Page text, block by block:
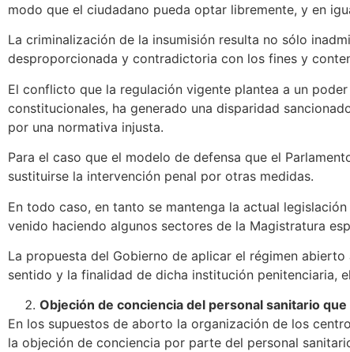
modo que el ciudadano pueda optar libremente, y en
La criminalización de la insumisión resulta no sólo
desproporcionada y contradictoria con los fines y
El conflicto que la regulación vigente plantea a un
constitucionales, ha generado una disparidad
por una normativa injusta.
Para el caso que el modelo de defensa que el
sustituirse la intervención penal por otras medidas.
En todo caso, en tanto se mantenga la actual
venido haciendo algunos sectores de la Magistratura
La propuesta del Gobierno de aplicar el régimen
sentido y la finalidad de dicha institución penitenciaria,
Objeción de conciencia del personal sanitario
En los supuestos de aborto la organización de los
la objeción de conciencia por parte del personal